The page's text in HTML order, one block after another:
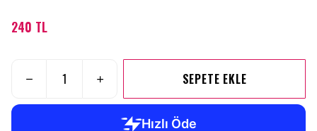
240 TL
SEPETE EKLE